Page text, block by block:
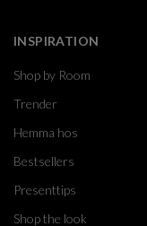
INSPIRATION
Shop by Room
Trender
Hemma hos
Bestsellers
Presenttips
Shop the look